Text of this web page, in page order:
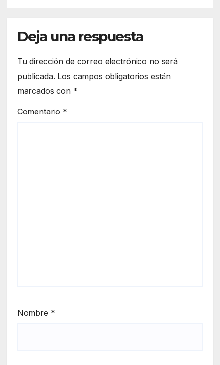
Deja una respuesta
Tu dirección de correo electrónico no será
publicada. Los campos obligatorios están
marcados con *
Comentario *
Nombre *